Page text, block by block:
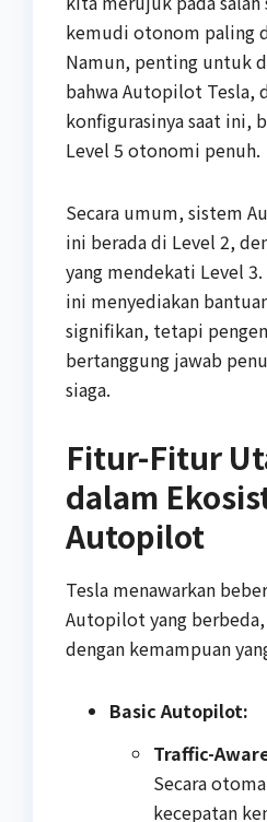
kemudi otonom paling
Namun, penting untuk
bahwa Autopilot Tesla,
konfigurasinya saat ini,
Level 5 otonomi penuh.
Secara umum, sistem
ini berada di Level 2,
yang mendekati Level
ini menyediakan
signifikan, tetapi
bertanggung jawab
siaga.
Fitur-Fitur
dalam
Autopilot
Tesla menawarkan
Autopilot yang
dengan kemampuan
Basic Autopilot:
Traffic-
Secara
kecepatan